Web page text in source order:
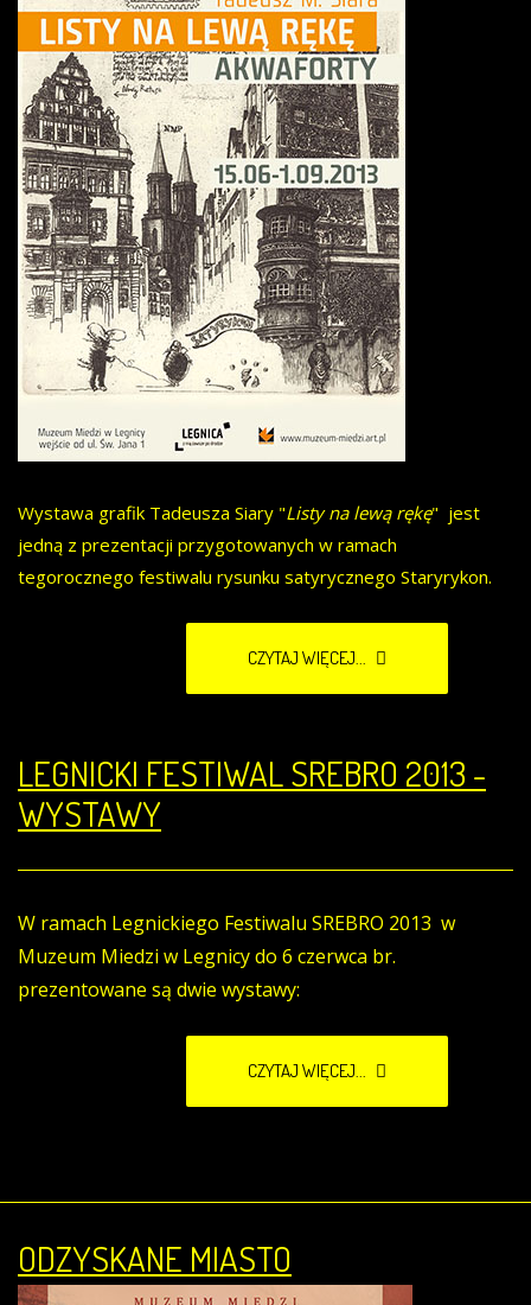
Wystawa grafik Tadeusza Siary "Listy na lewą rękę" jest
jedną z prezentacji przygotowanych w ramach
tegorocznego festiwalu rysunku satyrycznego Staryrykon.
CZYTAJ WIĘCEJ...
LEGNICKI FESTIWAL SREBRO 2013 -
WYSTAWY
W ramach Legnickiego Festiwalu SREBRO 2013 w
Muzeum Miedzi w Legnicy do 6 czerwca br.
prezentowane są dwie wystawy:
CZYTAJ WIĘCEJ...
ODZYSKANE MIASTO